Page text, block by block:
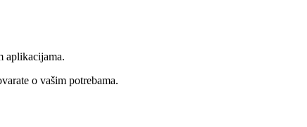
aplikacijama.
o vašim potrebama.